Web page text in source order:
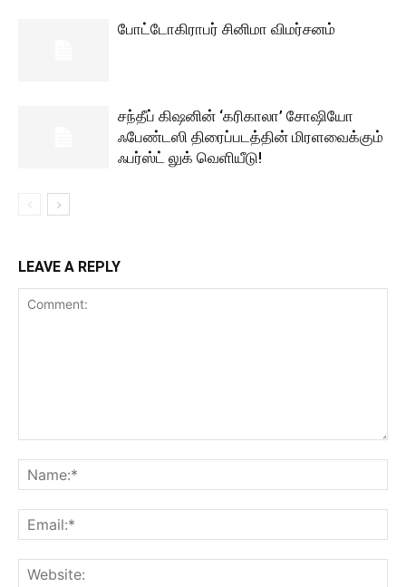
போட்டோகிராபர் சினிமா விமர்சனம்
சந்தீப் கிஷனின் ‘கரிகாலா’ சோஷியோ
ஃபேண்டஸி திரைப்படத்தின் மிரளவைக்கும்
ஃபர்ஸ்ட் லுக் வெளியீடு!
LEAVE A REPLY